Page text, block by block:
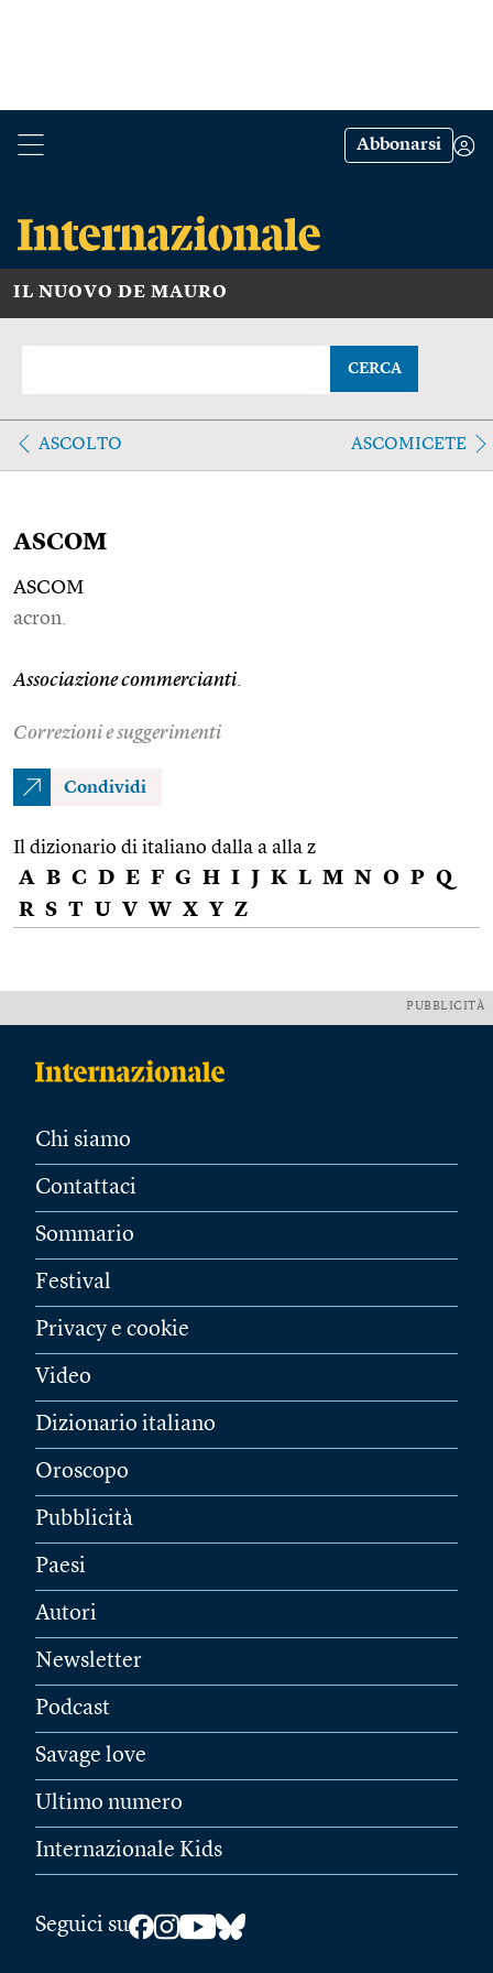
Abbonarsi
IL NUOVO DE MAURO
CERCA
ASCOLTO ASCOMICETE
ASCOM
ASCOM
acron.
Associazione commercianti
Correzioni e suggerimenti
Condividi
Il dizionario di italiano dalla a alla z
A B C D E F G H I J K L M N O P Q
R S T U V W X Y Z
PUBBLICITÀ
Chi siamo
Contattaci
Sommario
Festival
Privacy e cookie
Video
Dizionario italiano
Oroscopo
Pubblicità
Paesi
Autori
Newsletter
Podcast
Savage love
Ultimo numero
Internazionale Kids
Seguici su